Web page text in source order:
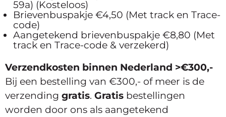
59a) (Kosteloos)
Brievenbuspakje €4,50 (Met track en Trace-
code)
Aangetekend brievenbuspakje €8,80 (Met
track en Trace-code & verzekerd)
Verzendkosten binnen Nederland >€300,-
Bij een bestelling van €300,- of meer is de
verzending gratis. Gratis bestellingen
worden door ons als aangetekend